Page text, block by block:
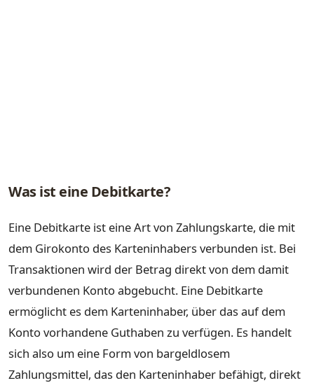
Was ist eine Debitkarte?
Eine Debitkarte ist eine Art von Zahlungskarte, die mit
dem Girokonto des Karteninhabers verbunden ist. Bei
Transaktionen wird der Betrag direkt von dem damit
verbundenen Konto abgebucht. Eine Debitkarte
ermöglicht es dem Karteninhaber, über das auf dem
Konto vorhandene Guthaben zu verfügen. Es handelt
sich also um eine Form von bargeldlosem
Zahlungsmittel, das den Karteninhaber befähigt, direkt